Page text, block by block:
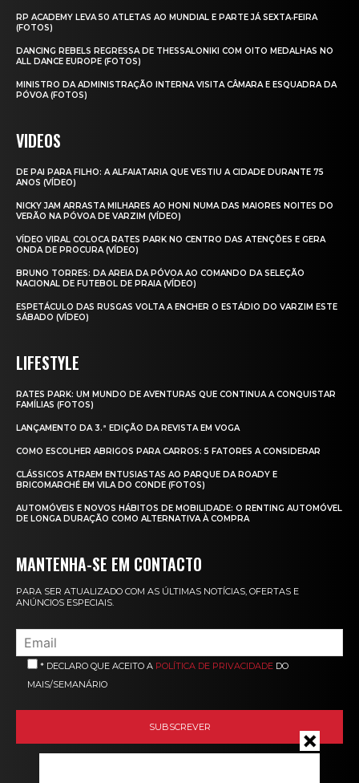
RP ACADEMY LEVA 50 ATLETAS AO MUNDIAL E PARTE JÁ SEXTA‑FEIRA
(FOTOS)
DANCING REBELS REGRESSA DE THESSALONIKI COM OITO MEDALHAS NO
ALL DANCE EUROPE (FOTOS)
MINISTRO DA ADMINISTRAÇÃO INTERNA VISITA CÂMARA E ESQUADRA DA
PÓVOA (FOTOS)
VIDEOS
DE PAI PARA FILHO: A ALFAIATARIA QUE VESTIU A CIDADE DURANTE 75
ANOS (VÍDEO)
NICKY JAM ARRASTA MILHARES AO HONI NUMA DAS MAIORES NOITES DO
VERÃO NA PÓVOA DE VARZIM (VÍDEO)
VÍDEO VIRAL COLOCA RATES PARK NO CENTRO DAS ATENÇÕES E GERA
ONDA DE PROCURA (VÍDEO)
BRUNO TORRES: DA AREIA DA PÓVOA AO COMANDO DA SELEÇÃO
NACIONAL DE FUTEBOL DE PRAIA (VÍDEO)
ESPETÁCULO DAS RUSGAS VOLTA A ENCHER O ESTÁDIO DO VARZIM ESTE
SÁBADO (VÍDEO)
LIFESTYLE
RATES PARK: UM MUNDO DE AVENTURAS QUE CONTINUA A CONQUISTAR
FAMÍLIAS (FOTOS)
LANÇAMENTO DA 3.ª EDIÇÃO DA REVISTA EM VOGA
COMO ESCOLHER ABRIGOS PARA CARROS: 5 FATORES A CONSIDERAR
CLÁSSICOS ATRAEM ENTUSIASTAS AO PARQUE DA ROADY E
BRICOMARCHÉ EM VILA DO CONDE (FOTOS)
AUTOMÓVEIS E NOVOS HÁBITOS DE MOBILIDADE: O RENTING AUTOMÓVEL
DE LONGA DURAÇÃO COMO ALTERNATIVA À COMPRA
MANTENHA-SE EM CONTACTO
PARA SER ATUALIZADO COM AS ÚLTIMAS NOTÍCIAS, OFERTAS E
ANÚNCIOS ESPECIAIS.
* DECLARO QUE ACEITO A POLÍTICA DE PRIVACIDADE DO
MAIS/SEMANÁRIO